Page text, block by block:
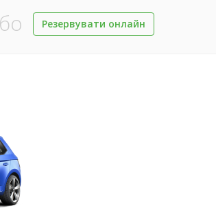
Резервувати онлайн